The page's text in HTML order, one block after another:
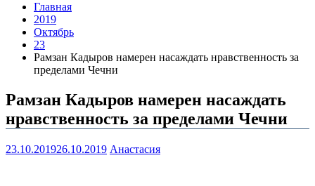
Главная
2019
Октябрь
23
Рамзан Кадыров намерен насаждать нравственность за
пределами Чечни
Рамзан Кадыров намерен насаждать
нравственность за пределами Чечни
23.10.201926.10.2019 Анастасия